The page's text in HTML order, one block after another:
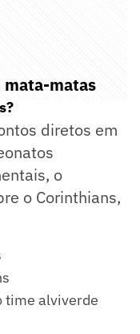
mata-matas
diretos em
o
o Corinthians,
time alviverde